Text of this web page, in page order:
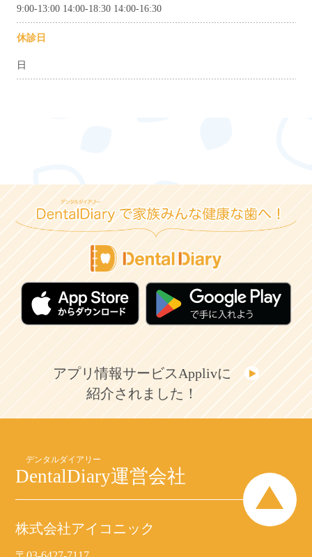
9:00-13:00 14:00-18:30 14:00-16:30
休診日
日
アプリ情報サービスApplivに
紹介されました！
DentalDiary運営会社
株式会社アイコニック